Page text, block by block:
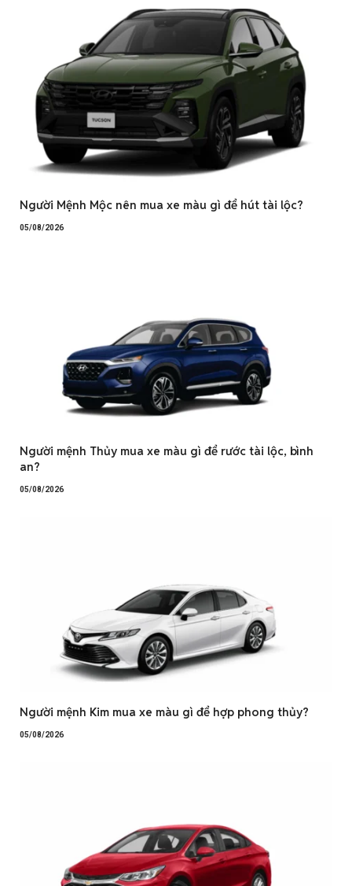
Người Mệnh Mộc nên mua xe màu gì để hút tài lộc?
05/08/2026
Người mệnh Thủy mua xe màu gì để rước tài lộc, bình
an?
05/08/2026
Người mệnh Kim mua xe màu gì để hợp phong thủy?
05/08/2026